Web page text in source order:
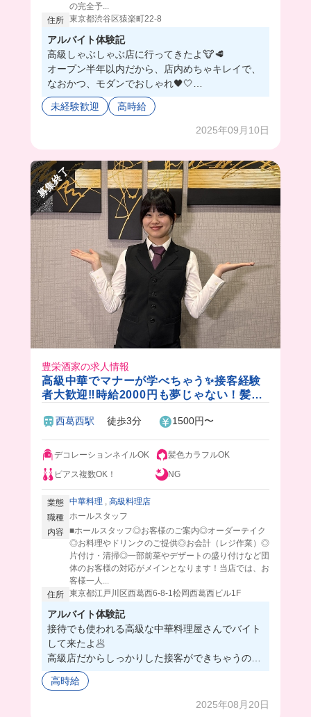
の完全予...
住所 東京都渋谷区猿楽町22‐8
アルバイト体験記
高級しゃぶしゃぶ店に行ってきたよ🐮🥩
オープン半年以内だから、店内めちゃキレイで、
なおかつ、モダンでおしゃれ🖤🤍
おしゃれ自由度も高めで美男美女多め👀‼️
高級店だけど学生多めで、みんな仲良いから働き
わいわい楽しく働きたい人、待ってるよ〜❣️
未経験歓迎 高時給
2025年09月10日
募集終了
豊栄酒家の求人情報
高級中華でマナーが学べちゃう✨接客経験
者大歓迎‼️時給2000円も夢じゃない！髪色
西葛西駅 徒歩3分 1500円〜
デコレーションネイルOK
髪色カラフルOK
ピアス複数OK！
NG
業態 中華料理 , 高級料理店
職種 ホールスタッフ
内容 ■ホールスタッフ◎お客様のご案内◎オーダーテイク
◎お料理やドリンクのご提供◎お会計（レジ作業）◎
片付け・清掃◎一部前菜やデザートの盛り付けなど団
体のお客様の対応がメインとなります！当店では、お
客様一人...
住所 東京都江戸川区西葛西6-8-1松岡西葛西ビル1F
アルバイト体験記
接待でも使われる高級な中華料理屋さんでバイト
して来たよ🥟
高級店だからしっかりした接客ができちゃうの‼️
所作が綺麗になるとどこに出ても恥ずかしくない
よ〜🙂↕️
高級店なのにおしゃれは自由だから可愛く働けち
高時給
2025年08月20日